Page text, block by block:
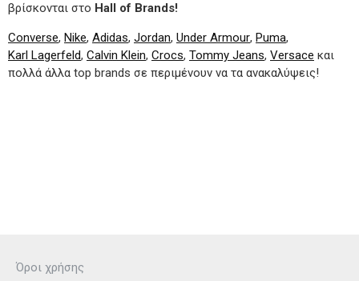
βρίσκονται στο Hall of Brands!
Converse, Nike, Adidas, Jordan, Under Armour, Puma,
Karl Lagerfeld, Calvin Klein, Crocs, Tommy Jeans, Versace και
πολλά άλλα top brands σε περιμένουν να τα ανακαλύψεις!
Όροι χρήσης